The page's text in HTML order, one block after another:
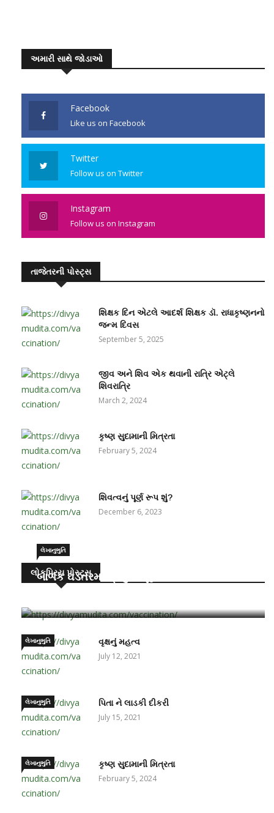
અમારી સાથે જોડાઓ
Facebook
Like us on Facebook
Twitter
Follow us on Twitter
Instagram
Follow us on Instagram
તાજેતરની પોસ્ટ્સ
શિક્ષક દિન એટલે આદર્શ શિક્ષક ડૉ. રાધાકૃષ્ણનનો
જન્મ દિવસ
September 5, 2025
જીવ અને શિવ એક થવાની રાત્રિ એટ્લે
શિવરાત્રિ
March 2, 2024
કૃષ્ણ સુદામાની મિત્રતા
February 5, 2024
શિવત્વનું પૂર્ણ રૂપ શું?
December 6, 2023
લોકપ્રિય પોસ્ટ્સ
લેખાનુભુતિ
બાળક ઘડતરમાં પ્રમુખ ભૂમિકા – માતા-પિતાની
લેખાનુભુતિ વૃક્ષનું મહત્વ
July 12, 2021
લેખાનુભુતિ પિતા ને લાડકી દીકરી
July 15, 2021
લેખાનુભુતિ કૃષ્ણ સુદામાની મિત્રતા
February 5, 2024